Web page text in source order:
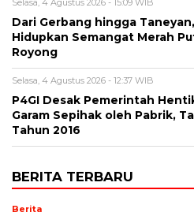
Selasa, 4 Agustus 2026 - 15:09 WIB
Dari Gerbang hingga
Hidupkan Semangat Merah
Royong
Selasa, 4 Agustus 2026 - 12:37 WIB
P4GI Desak Pemerintah
Garam Sepihak oleh Pabrik,
Tahun 2016
BERITA TERBARU
Berita